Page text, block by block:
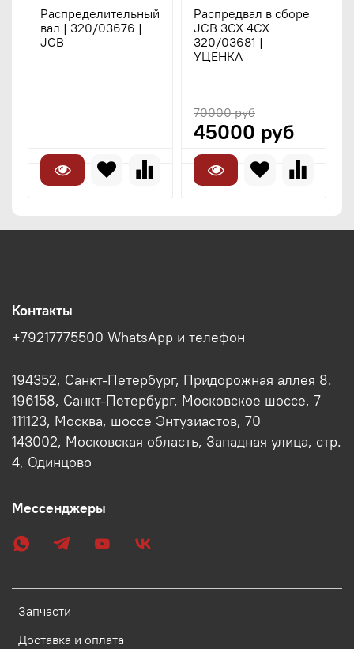
Распределительный
вал | 320/03676 |
JCB
Распредвал в сборе
JCB 3CX 4CX
320/03681 |
УЦЕНКА
70000 руб
45000 руб
Запчасти
Доставка и оплата
Контакты
+79217775500 WhatsApp и телефон
194352, Санкт-Петербург, Придорожная аллея 8.
196158, Санкт-Петербург, Московское шоссе, 7
111123, Москва, шоссе Энтузиастов, 70
143002, Московская область, Западная улица, стр.
4, Одинцово
Мессенджеры